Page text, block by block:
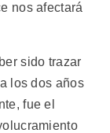
nos afectará
sido trazar
los dos años
fue el